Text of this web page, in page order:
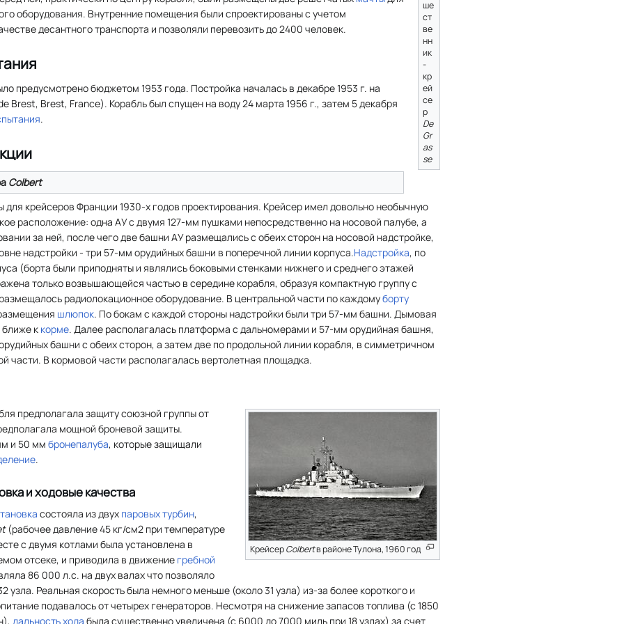
ше
ст
ве
нн
ик
-
кр
ей
се
р
De
Gr
as
se
оборудования. Внутренние помещения были спроектированы с учетом
десантного транспорта и позволяли перевозить до 2400 человек.
предусмотрено бюджетом 1953 года. Постройка началась в декабре 1953 г. на
Brest, Brest, France). Корабль был спущен на воду 24 марта 1956 г., затем 5 декабря
.
Colbert
для крейсеров Франции 1930-х годов проектирования. Крейсер имел довольно необычную
расположение: одна АУ с двумя 127-мм пушками непосредственно на носовой палубе, а
за ней, после чего две башни АУ размещались с обеих сторон на носовой надстройке,
надстройки - три 57-мм орудийных башни в поперечной линии корпуса.Надстройка, по
(борта были приподняты и являлись боковыми стенками нижнего и среднего этажей
только возвышающейся частью в середине корабля, образуя компактную группу с
радиолокационное оборудование. В центральной части по каждомуборту
шлюпок. По бокам с каждой стороны надстройки были три 57-мм башни. Дымовая
к корме. Далее располагалась платформа с дальномерами и 57-мм орудийная башня,
башни с обеих сторон, а затем две по продольной линии корабля, в симметричном
части. В кормовой части располагалась вертолетная площадка.
КрейсерColbertв районе Тулона, 1960 год
предполагала защиту союзной группы от
мощной броневой защиты.
и 50 мм бронепалуба, которые защищали
.
и ходовые качества
состояла из двух паровых турбин,
(рабочее давление 45 кг/см2 при температуре
с двумя котлами была установлена в
отсеке, и приводила в движение гребной
86 000 л.с. на двух валах что позволяло
узла. Реальная скорость была немного меньше (около 31 узла) из-за более короткого и
подавалось от четырех генераторов. Несмотря на снижение запасов топлива (с 1850
дальность хода была существенно увеличена (с 6000 до 7000 миль при 18 узлах) за счет